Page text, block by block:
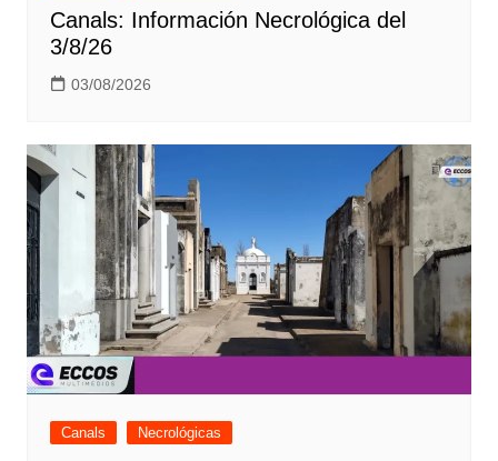
Canals: Información Necrológica del
3/8/26
03/08/2026
Canals Necrológicas